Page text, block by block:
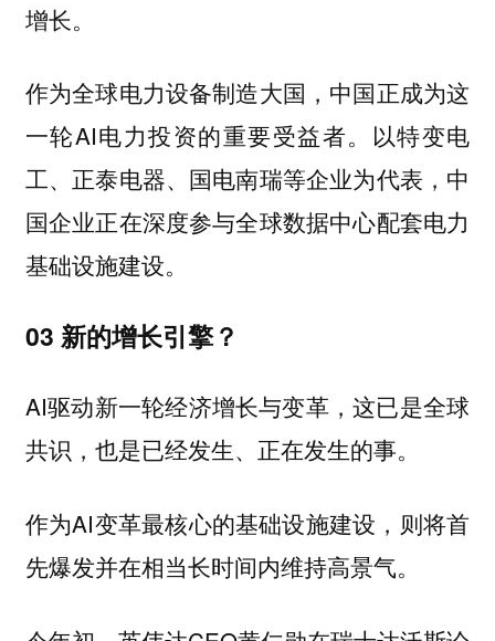
增长。
作为全球电力设备制造大国，中国正成为这
一轮AI电力投资的重要受益者。以特变电
工、正泰电器、国电南瑞等企业为代表，中
国企业正在深度参与全球数据中心配套电力
基础设施建设。
03 新的增长引擎？
AI驱动新一轮经济增长与变革，这已是全球
共识，也是已经发生、正在发生的事。
作为AI变革最核心的基础设施建设，则将首
先爆发并在相当长时间内维持高景气。